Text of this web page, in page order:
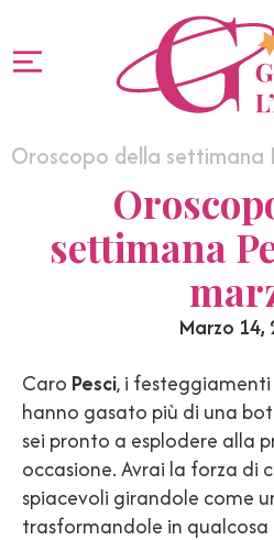
Oroscopo della settimana
settimana
Marzo 14,
Caro Pesci, i
hanno gasato più di una
sei pronto a esplodere alla
occasione. Avrai la forza di
spiacevoli girandole come
trasformandole in